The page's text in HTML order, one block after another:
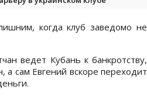
когда клуб заведомо не
ведет Кубань к банкротству,
сам Евгений вскоре переходит